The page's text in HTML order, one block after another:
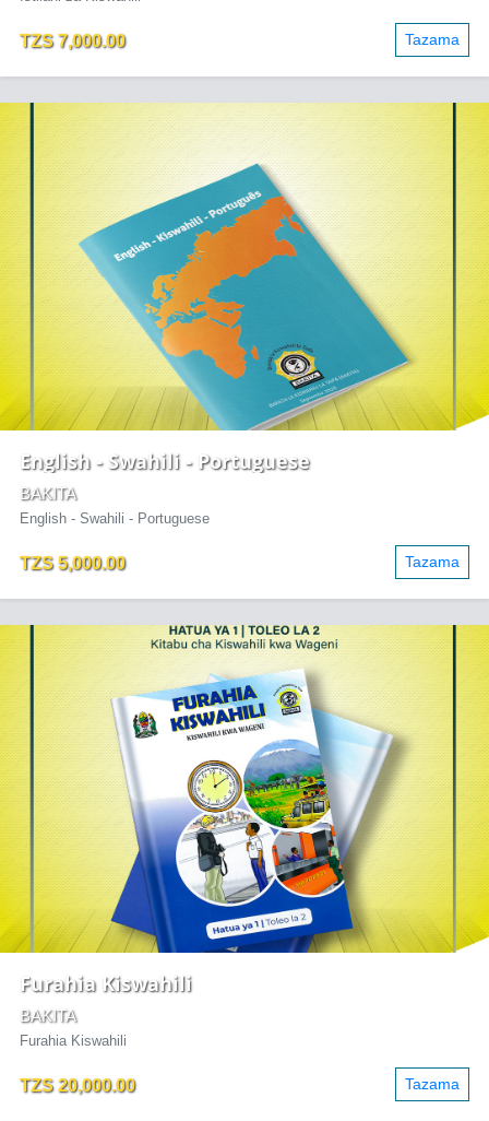
TZS 7,000.00 Tazama
English - Swahili - Portuguese
BAKITA
English - Swahili - Portuguese
TZS 5,000.00 Tazama
Furahia Kiswahili
BAKITA
Furahia Kiswahili
TZS 20,000.00 Tazama